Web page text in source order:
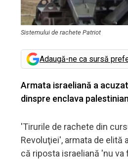
Sistemului de rachete Patriot
Adaugă-ne ca sursă
Armata israeliană a
dinspre enclava
'Tirurile de rachete din
Revoluţiei', armata de elită
că riposta israeliană 'nu